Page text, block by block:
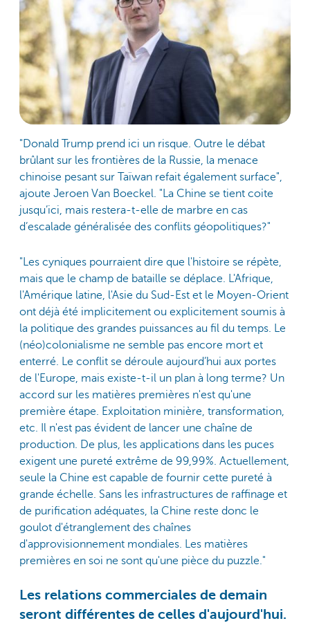
"Donald Trump prend ici un risque. Outre le débat
brûlant sur les frontières de la Russie, la menace
chinoise pesant sur Taïwan refait également surface",
ajoute Jeroen Van Boeckel. "La Chine se tient coite
jusqu’ici, mais restera-t-elle de marbre en cas
d’escalade généralisée des conflits géopolitiques?"
"Les cyniques pourraient dire que l'histoire se répète,
mais que le champ de bataille se déplace. L'Afrique,
l'Amérique latine, l'Asie du Sud-Est et le Moyen-Orient
ont déjà été implicitement ou explicitement soumis à
la politique des grandes puissances au fil du temps. Le
(néo)colonialisme ne semble pas encore mort et
enterré. Le conflit se déroule aujourd’hui aux portes
de l'Europe, mais existe-t-il un plan à long terme? Un
accord sur les matières premières n'est qu'une
première étape. Exploitation minière, transformation,
etc. Il n'est pas évident de lancer une chaîne de
production. De plus, les applications dans les puces
exigent une pureté extrême de 99,99%. Actuellement,
seule la Chine est capable de fournir cette pureté à
grande échelle. Sans les infrastructures de raffinage et
de purification adéquates, la Chine reste donc le
goulot d'étranglement des chaînes
d'approvisionnement mondiales. Les matières
premières en soi ne sont qu'une pièce du puzzle."
Les relations commerciales de demain
seront différentes de celles d'aujourd'hui.